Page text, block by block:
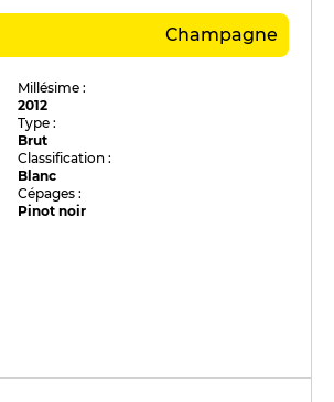
Champagne
Millésime :
2012
Type :
Brut
Classification :
Blanc
Cépages :
Pinot noir